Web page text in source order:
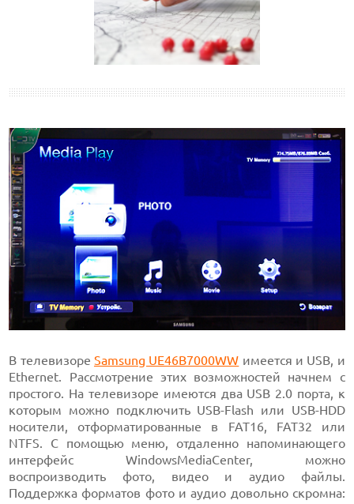
В телевизоре Samsung UE46B7000WW имеется и USB, и
Ethernet. Рассмотрение этих возможностей начнем с
простого. На телевизоре имеются два USB 2.0 порта, к
которым можно подключить USB-Flash или USB-HDD
носители, отформатированные в FAT16, FAT32 или
NTFS. С помощью меню, отдаленно напоминающего
интерфейс WindowsMediaCenter, можно
воспроизводить фото, видео и аудио файлы.
Поддержка форматов фото и аудио довольно скромна: